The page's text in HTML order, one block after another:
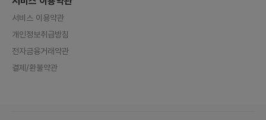
서비스 이용약관
개인정보취급방침
전자금융거래약관
결제/환불약관